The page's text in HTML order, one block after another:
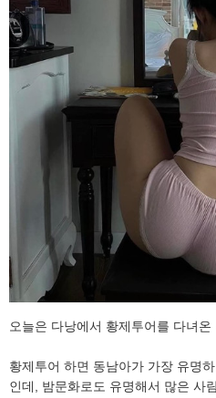
오늘은 다낭에서 황제투어를 다녀
황제투어 하면 동남아가 가장 유명
인데, 밤문화로도 유명해서 많은 사